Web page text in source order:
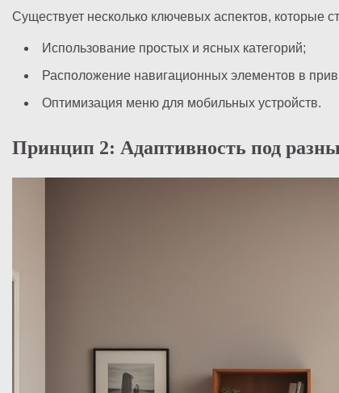
Существует несколько ключевых аспектов, которые
Использование простых и ясных категорий;
Расположение навигационных элементов в
Оптимизация меню для мобильных устройств.
Принцип 2: Адаптивность под